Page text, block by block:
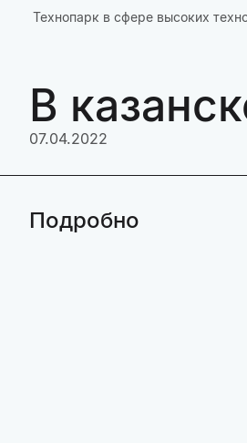
Технопарк в сфере высоких
В
07.04.2022
Подробно